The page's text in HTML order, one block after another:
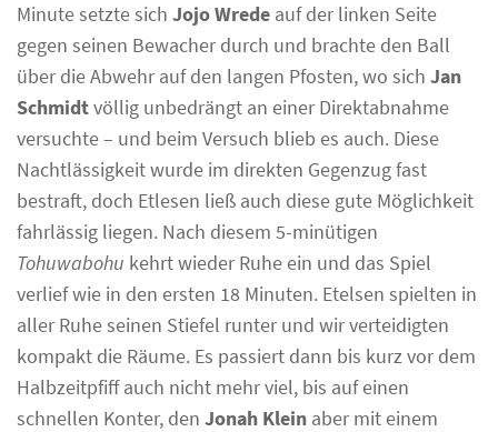
Minute setzte sich Jojo Wrede auf der linken Seite
gegen seinen Bewacher durch und brachte den Ball
über die Abwehr auf den langen Pfosten, wo sich Jan
Schmidtvöllig unbedrängt an einer Direktabnahme
versuchte – und beim Versuch blieb es auch. Diese
Nachtlässigkeit wurde im direkten Gegenzug fast
bestraft, doch Etlesen ließ auch diese gute Möglichkeit
fahrlässig liegen. Nach diesem 5-minütigen
Tohuwabohu kehrt wieder Ruhe ein und das Spiel
verlief wie in den ersten 18 Minuten. Etelsen spielten in
aller Ruhe seinen Stiefel runter und wir verteidigten
kompakt die Räume. Es passiert dann bis kurz vor dem
Halbzeitpfiff auch nicht mehr viel, bis auf einen
schnellen Konter, den Jonah Klein aber mit einem